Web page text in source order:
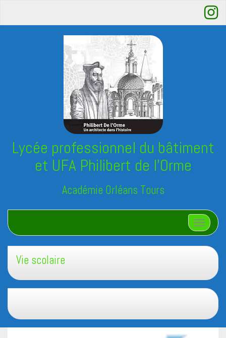
Lycée professionnel du bâtiment
et UFA Philibert de l'Orme
Académie Orléans Tours
Vie scolaire